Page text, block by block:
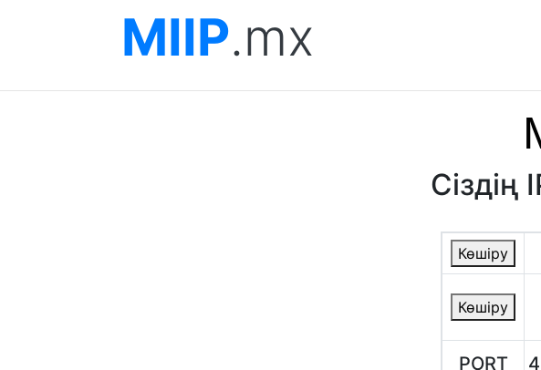
MIIP.mx
Көшіру
Көшіру
PORT